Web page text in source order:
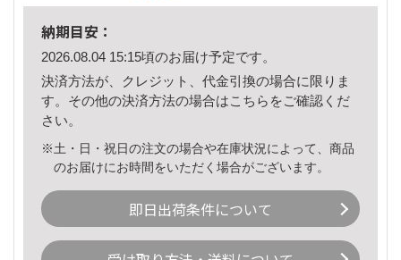
納期目安：
2026.08.04 15:15頃のお届け予定です。
決済方法が、クレジット、代金引換の場合に限りま
す。その他の決済方法の場合はこちら をご確認くだ
さい。
※土・日・祝日の注文の場合や在庫状況によって、商品
のお届けにお時間をいただく場合がございます。
即日出荷条件について